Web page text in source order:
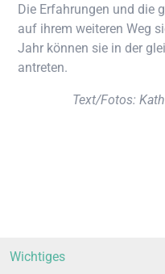
Die Erfah­run­gen und die
auf ihrem wei­te­ren Weg
Jahr kön­nen sie in der
antreten.
Text/Fotos:
Wich­ti­ges